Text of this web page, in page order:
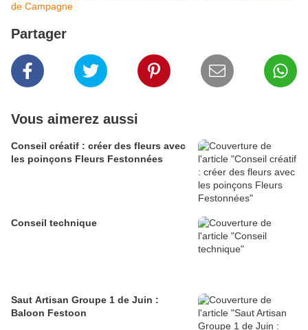
de Campagne
Partager
Vous aimerez aussi
Conseil créatif : créer des fleurs avec
les poinçons Fleurs Festonnées
Conseil technique
Saut Artisan Groupe 1 de Juin :
Baloon Festoon